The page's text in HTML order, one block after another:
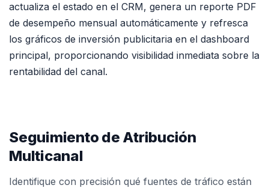
actualiza el estado en el CRM, genera un reporte PDF
de desempeño mensual automáticamente y refresca
los gráficos de inversión publicitaria en el dashboard
principal, proporcionando visibilidad inmediata sobre la
rentabilidad del canal.
Seguimiento de Atribución
Multicanal
Identifique con precisión qué fuentes de tráfico están